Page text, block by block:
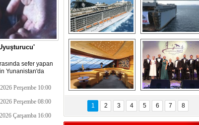
sefer yapan
Yunanistan'da
Perşembe 10:00
Perşembe 08:00
Çarşamba 16:00
“Gemi içinde gemi”
konsepti ile MSC
Splendida
Dünyada tek!
Denizaltı yüzer
havuzu intikal
seyrine başladı
MSC'den 55 milyon
euroluk turizm geliri
müjdesi
5. Bosphorus Ship
Brokers Dinner,
İstanbul’da yapıldı
1 2 3 4 5 6 7 8